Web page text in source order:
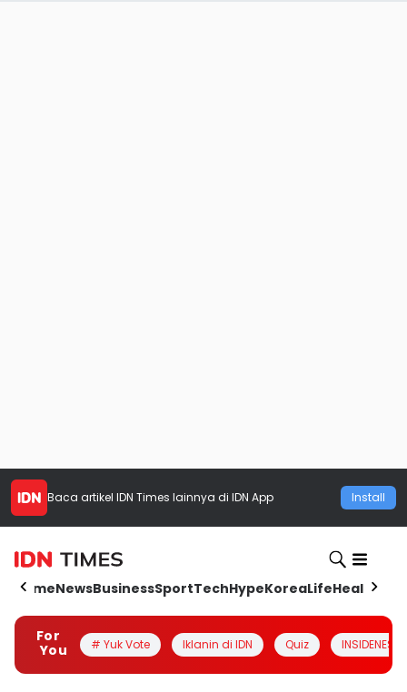
Baca artikel IDN Times lainnya di IDN App Install
HomeNewsBusinessSportTechHypeKoreaLifeHealth
For
You
# Yuk Vote Iklanin di IDN Quiz INSIDENESIA